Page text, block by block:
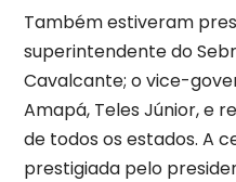
Também estiveram
superintendente do
Cavalcante; o vice-
Amapá, Teles Júnior, e
de todos os estados. A
prestigiada pelo